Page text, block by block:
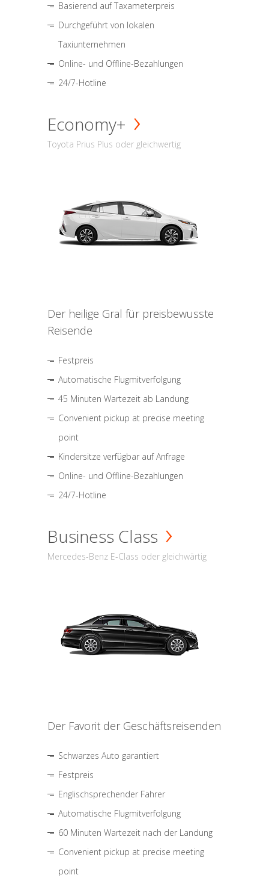
Basierend auf Taxameterpreis
Durchgeführt von lokalen
Taxiunternehmen
Online- und Offline-Bezahlungen
24/7-Hotline
Economy+
Toyota Prius Plus oder gleichwertig
Der heilige Gral für preisbewusste
Reisende
Festpreis
Automatische Flugmitverfolgung
45 Minuten Wartezeit ab Landung
Convenient pickup at precise meeting
point
Kindersitze verfügbar auf Anfrage
Online- und Offline-Bezahlungen
24/7-Hotline
Business Class
Mercedes-Benz E-Class oder gleichwärtig
Der Favorit der Geschäftsreisenden
Schwarzes Auto garantiert
Festpreis
Englischsprechender Fahrer
Automatische Flugmitverfolgung
60 Minuten Wartezeit nach der Landung
Convenient pickup at precise meeting
point